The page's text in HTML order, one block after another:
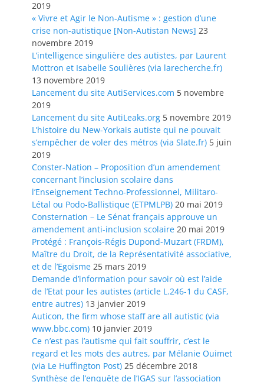
2019
« Vivre et Agir le Non-Autisme » : gestion d’une
crise non-autistique [Non-Autistan News] 23
novembre 2019
L’intelligence singulière des autistes, par Laurent
Mottron et Isabelle Soulières (via larecherche.fr)
13 novembre 2019
Lancement du site AutiServices.com 5 novembre
2019
Lancement du site AutiLeaks.org 5 novembre 2019
L’histoire du New-Yorkais autiste qui ne pouvait
s’empêcher de voler des métros (via Slate.fr) 5 juin
2019
Conster-Nation – Proposition d’un amendement
concernant l’inclusion scolaire dans
l’Enseignement Techno-Professionnel, Militaro-
Létal ou Podo-Ballistique (ETPMLPB) 20 mai 2019
Consternation – Le Sénat français approuve un
amendement anti-inclusion scolaire 20 mai 2019
Protégé : François-Régis Dupond-Muzart (FRDM),
Maître du Droit, de la Représentativité associative,
et de l’Egoïsme 25 mars 2019
Demande d’information pour savoir où est l’aide
de l’Etat pour les autistes (article L.246-1 du CASF,
entre autres) 13 janvier 2019
Auticon, the firm whose staff are all autistic (via
www.bbc.com) 10 janvier 2019
Ce n’est pas l’autisme qui fait souffrir, c’est le
regard et les mots des autres, par Mélanie Ouimet
(via Le Huffington Post) 25 décembre 2018
Synthèse de l’enquête de l’IGAS sur l’association